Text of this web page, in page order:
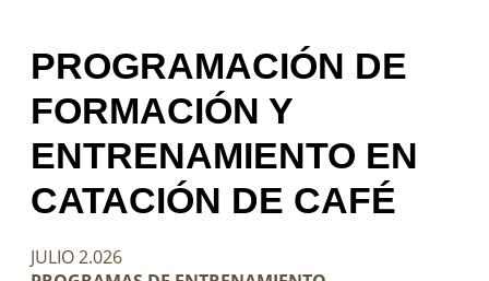
PROGRAMACIÓN DE
FORMACIÓN Y
ENTRENAMIENTO EN
CATACIÓN DE CAFÉ
JULIO 2.026